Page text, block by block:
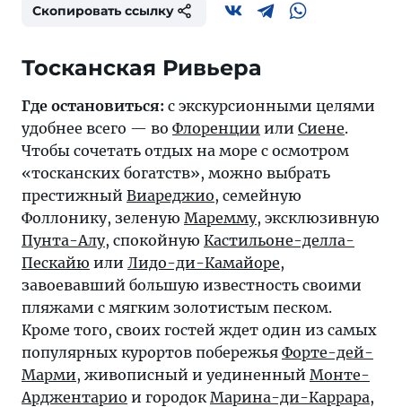
Скопировать ссылку
Тосканская Ривьера
Где остановиться: с экскурсионными целями
удобнее всего — во Флоренции или Сиене.
Чтобы сочетать отдых на море с осмотром
«тосканских богатств», можно выбрать
престижный Виареджио, семейную
Фоллонику, зеленую Маремму, эксклюзивную
Пунта-Алу, спокойную Кастильоне-делла-
Пескайю или Лидо-ди-Камайоре,
завоевавший большую известность своими
пляжами с мягким золотистым песком.
Кроме того, своих гостей ждет один из самых
популярных курортов побережья Форте-дей-
Марми, живописный и уединенный Монте-
Арджентарио и городокМарина-ди-Каррара,